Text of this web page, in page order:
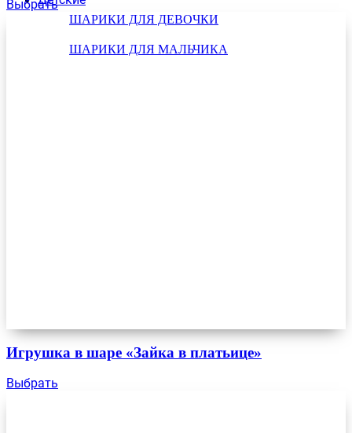
ШАРИКИ ДЛЯ ДЕВОЧКИ
ШАРИКИ ДЛЯ МАЛЬЧИКА
Выбрать
Игрушка в шаре «Зайка в платьице»
Выбрать